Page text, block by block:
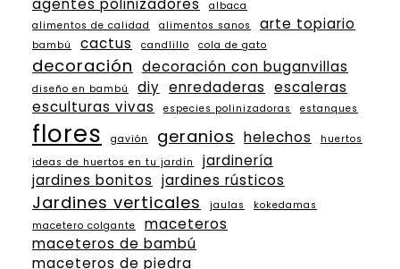
agentes polinizadores
albaca
alimentos de calidad
alimentos sanos arte topiario
bambú cactus candlillo cola de gato
decoración decoración con buganvillas
diseño en bambú diy enredaderas escaleras
esculturas vivas
especies polinizadoras estanques
flores gavión geranios helechos
huertos
ideas de huertos en tu jardín
jardinería
jardines bonitos jardines rústicos
Jardines verticales jaulas
kokedamas
macetero colgante
maceteros
maceteros de bambú
maceteros de piedra